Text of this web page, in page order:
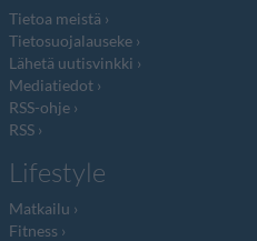
Tietoa meistä
Tietosuojalauseke
Lähetä uutisvinkki
Mediatiedot
RSS-ohje
RSS
Lifestyle
Matkailu
Fitness